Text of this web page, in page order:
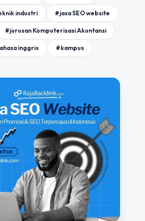
industri #jasa SEO website
#jurusan Komputerisasi Akuntansi
inggris #kampus